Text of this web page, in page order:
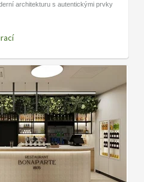
architekturu s autentickými prvky